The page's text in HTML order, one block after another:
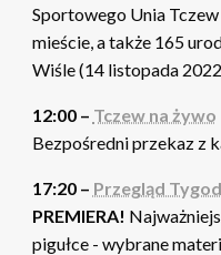
Sportowego Unia
mieście, a także 165
Wiśle (14 listopada
12:00 – Tczew na żywo
Bezpośredni przekaz z
17:20 – Przegląd
PREMIERA!
pigułce - wybrane